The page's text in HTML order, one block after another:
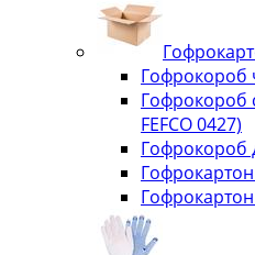
Гофрокороб
Гофрокороб
FEFCO 0427)
Гофрокороб